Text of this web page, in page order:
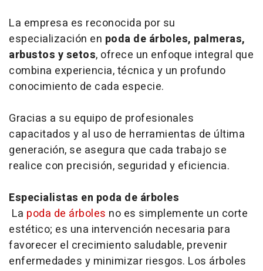
La empresa es reconocida por su
especialización en poda de árboles, palmeras,
arbustos y setos, ofrece un enfoque integral que
combina experiencia, técnica y un profundo
conocimiento de cada especie.
Gracias a su equipo de profesionales
capacitados y al uso de herramientas de última
generación, se asegura que cada trabajo se
realice con precisión, seguridad y eficiencia.
Especialistas en poda de árboles
La poda de árboles no es simplemente un corte
estético; es una intervención necesaria para
favorecer el crecimiento saludable, prevenir
enfermedades y minimizar riesgos. Los árboles